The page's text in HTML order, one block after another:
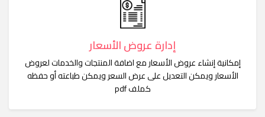
إدارة عروض الأسعار
إمكانية إنشاء عروض الأسعار مع اضافة المنتجات والخدمات لعروض
الأسعار ويمكن التعديل على عرض السعر ويمكن طباعته أو حفظه
كملف pdf